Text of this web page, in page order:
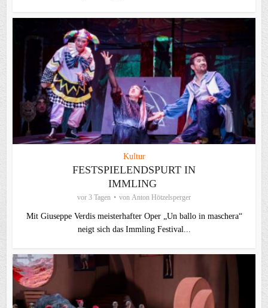
Kultur
FESTSPIELENDSPURT IN
IMMLING
vor 3 Tagen von Anton Hötzelsperger
Mit Giuseppe Verdis meisterhafter Oper „Un ballo in maschera“
neigt sich das Immling Festival...